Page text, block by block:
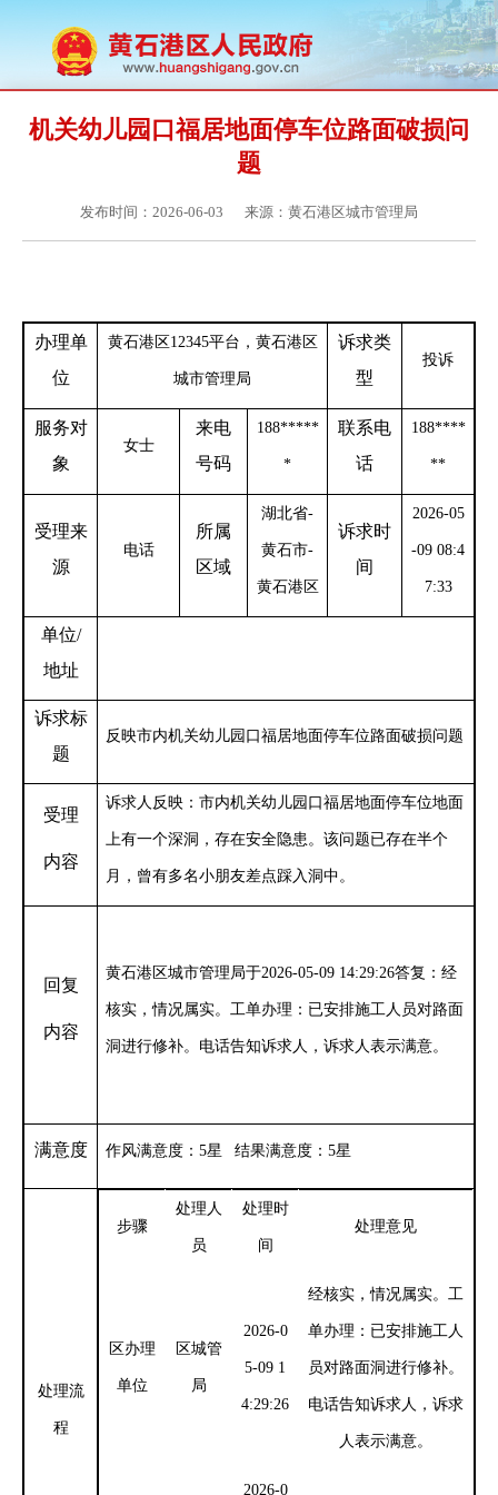
机关幼儿园口福居地面停车位路面破损问
题
发布时间：2026-06-03 来源：黄石港区城市管理局
办理单
位
黄石港区 12345平台，黄石港区
城市管理局
诉求类
型
投诉
服务对
象
女士
来电
号码
188*****
*
联系电
话
188****
**
受理来
源
电话
所属
区域
湖北省-
黄石市-
黄石港区
诉求时
间
2026-05
-09 08:4
7:33
单位/
地址
诉求标
题
反映市内机关幼儿园口福居地面停车位路面破损问题
受理
内容
诉求人反映：市内机关幼儿园口福居地面停车位地面
上有一个深洞，存在安全隐患。该问题已存在半个
月，曾有多名小朋友差点踩入洞中。
回复
内容
黄石港区城市管理局于2026-05-09 14:29:26答复：经
核实，情况属实。工单办理：已安排施工人员对路面
洞进行修补。电话告知诉求人，诉求人表示满意。
满意度 作风满意度： 5星 结果满意度：5星
处理流
程
步骤
处理人
员
处理时
间
处理意见
区办理
单位
区城管
局
2026-0
5-09 1
4:29:26
经核实，情况属实。工
单办理：已安排施工人
员对路面洞进行修补。
电话告知诉求人，诉求
人表示满意。
2026-0